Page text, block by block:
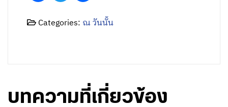
Categories: ณ วันนั้น
บทความที่เกี่ยวข้อง